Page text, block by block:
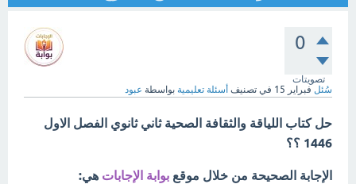
0
تصويتات
سُئل فبراير 15 في تصنيف أسئلة تعليمية بواسطة عبود
حل كتاب اللياقة والثقافة الصحية ثاني ثانوي الفصل الاول
1446 ؟؟
الإجابة الصحيحة من خلال موقع بوابة الإجابات هي: